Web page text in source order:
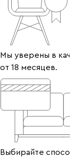
Мы уверены в
от 18 месяцев.
Выбирайте